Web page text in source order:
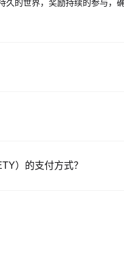
的世界，奖励持续的参与，
代币交易，包括XO，并提供具
币。）的支付方式？
）即时购买稳定币（USDT）
制直接从其他用户处购买